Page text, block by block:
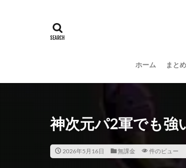
ホーム まと
神次元パ2軍でも強
2026年5月16日 無課金 件のビュー